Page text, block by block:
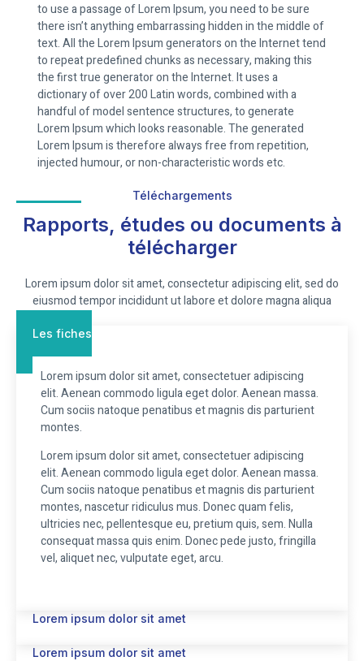
to use a passage of Lorem Ipsum, you need to be sure
there isn’t anything embarrassing hidden in the middle of
text. All the Lorem Ipsum generators on the Internet tend
to repeat predefined chunks as necessary, making this
the first true generator on the Internet. It uses a
dictionary of over 200 Latin words, combined with a
handful of model sentence structures, to generate
Lorem Ipsum which looks reasonable. The generated
Lorem Ipsum is therefore always free from repetition,
injected humour, or non-characteristic words etc.
Téléchargements
Rapports, études ou documents à
télécharger
Lorem ipsum dolor sit amet, consectetur adipiscing elit, sed do
eiusmod tempor incididunt ut labore et dolore magna aliqua
Les fiches
Lorem ipsum dolor sit amet, consectetuer adipiscing
elit. Aenean commodo ligula eget dolor. Aenean massa.
Cum sociis natoque penatibus et magnis dis parturient
montes.
Lorem ipsum dolor sit amet, consectetuer adipiscing
elit. Aenean commodo ligula eget dolor. Aenean massa.
Cum sociis natoque penatibus et magnis dis parturient
montes, nascetur ridiculus mus. Donec quam felis,
ultricies nec, pellentesque eu, pretium quis, sem. Nulla
consequat massa quis enim. Donec pede justo, fringilla
vel, aliquet nec, vulputate eget, arcu.
Lorem ipsum dolor sit amet
Lorem ipsum dolor sit amet